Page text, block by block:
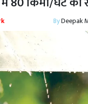
ByDeepak